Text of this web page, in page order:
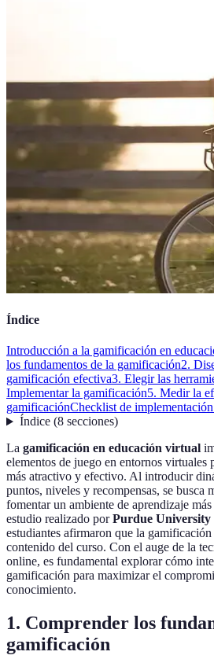
Índice
Introducción a la gamificación en
los fundamentos de la gamificación2.
gamificación efectiva3. Elegir las
Implementar la gamificación5. Medir la
gamificaciónChecklist de
Índice(8 secciones)
La gamificación en educación virtual
elementos de juego en entornos virtuales
más atractivo y efectivo. Al introducir
puntos, niveles y recompensas, se busca
fomentar un ambiente de aprendizaje
estudio realizado porPurdue University
estudiantes afirmaron que la
contenido del curso. Con el auge de la
online, es fundamental explorar cómo
gamificación para maximizar el
conocimiento.
1. Comprender los
gamificación